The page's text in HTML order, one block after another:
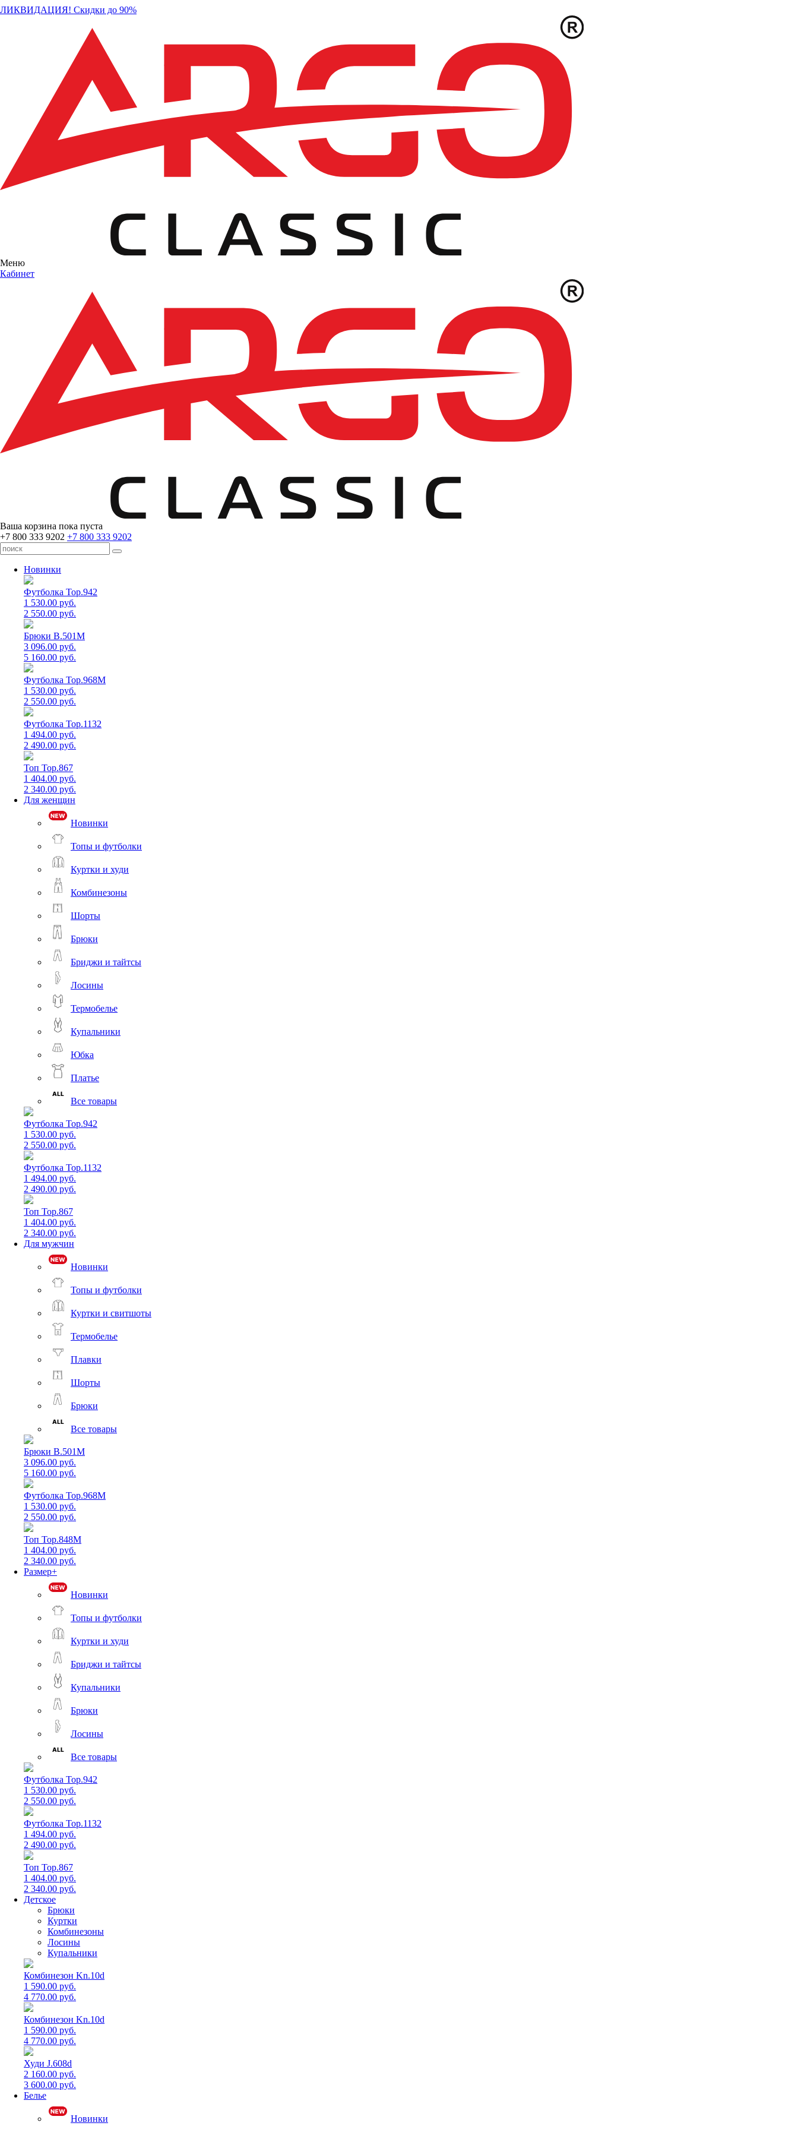
ЛИКВИДАЦИЯ! Скидки до 90%
Меню
Кабинет
Ваша корзина пока пуста
+7 800 333 9202 +7 800 333 9202
Новинки
Футболка Top.942
1 530.00 руб.
2 550.00 руб.
Брюки B.501M
3 096.00 руб.
5 160.00 руб.
Футболка Top.968M
1 530.00 руб.
2 550.00 руб.
Футболка Top.1132
1 494.00 руб.
2 490.00 руб.
Топ Top.867
1 404.00 руб.
2 340.00 руб.
Для женщин
Новинки
Топы и футболки
Куртки и худи
Комбинезоны
Шорты
Брюки
Бриджи и тайтсы
Лосины
Термобелье
Купальники
Юбка
Платье
Все товары
Футболка Top.942
1 530.00 руб.
2 550.00 руб.
Футболка Top.1132
1 494.00 руб.
2 490.00 руб.
Топ Top.867
1 404.00 руб.
2 340.00 руб.
Для мужчин
Новинки
Топы и футболки
Куртки и свитшоты
Термобелье
Плавки
Шорты
Брюки
Все товары
Брюки B.501M
3 096.00 руб.
5 160.00 руб.
Футболка Top.968M
1 530.00 руб.
2 550.00 руб.
Топ Top.848M
1 404.00 руб.
2 340.00 руб.
Размер+
Новинки
Топы и футболки
Куртки и худи
Бриджи и тайтсы
Купальники
Брюки
Лосины
Все товары
Футболка Top.942
1 530.00 руб.
2 550.00 руб.
Футболка Top.1132
1 494.00 руб.
2 490.00 руб.
Топ Top.867
1 404.00 руб.
2 340.00 руб.
Детское
Брюки
Куртки
Комбинезоны
Лосины
Купальники
Комбинезон Kn.10d
1 590.00 руб.
4 770.00 руб.
Комбинезон Kn.10d
1 590.00 руб.
4 770.00 руб.
Худи J.608d
2 160.00 руб.
3 600.00 руб.
Белье
Новинки